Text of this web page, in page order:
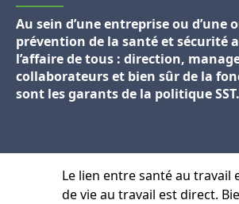
Au sein d’une entreprise ou d’une
prévention de la santé et sécurité
l’affaire de tous : direction,
collaborateurs et bien sûr de la
sont les garants de la politique SST.
Le lien entre santé au travail
de vie au travail est direct.